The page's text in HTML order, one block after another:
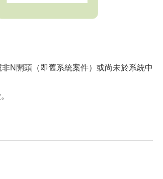
N開頭（即舊系統案件）或尚未於系統中